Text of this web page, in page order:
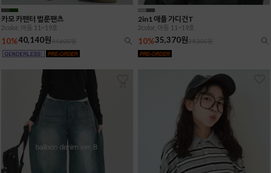
카모 카펜터 벌룬팬츠
2color, 아동 11~19호
10%40,140원44,600원
2in1 애플 가디건T
2color, 아동 11~19호
10%35,370원39,300원